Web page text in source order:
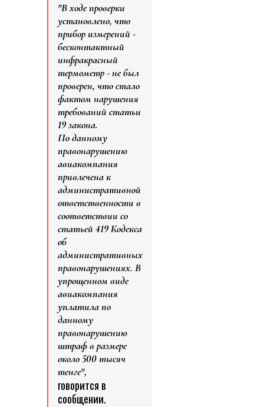
"В ходе проверки
установлено, что
прибор измерений -
бесконтактный
инфракрасный
термометр - не был
проверен, что стало
фактом нарушения
требований статьи
19 закона.
По данному
правонарушению
авиакомпания
привлечена к
административной
ответственности в
соответствии со
статьей 419 Кодекса
об
административных
правонарушениях. В
упрощенном виде
авиакомпания
уплатила по
данному
правонарушению
штраф в размере
около 500 тысяч
тенге",
говорится в
сообщении.